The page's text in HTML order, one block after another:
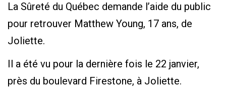
La Sûreté du Québec demande l’aide du public
pour retrouver Matthew Young, 17 ans, de
Joliette.
Il a été vu pour la dernière fois le 22 janvier,
près du boulevard Firestone, à Joliette.